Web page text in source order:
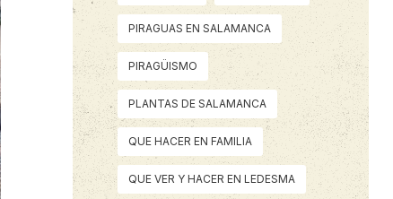
PIRAGUAS EN SALAMANCA
PIRAGÜISMO
PLANTAS DE SALAMANCA
QUE HACER EN FAMILIA
QUE VER Y HACER EN LEDESMA